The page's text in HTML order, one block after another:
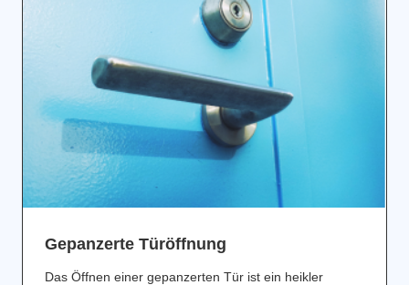
Gepanzerte Türöffnung
Das Öffnen einer gepanzerten Tür ist ein heikler